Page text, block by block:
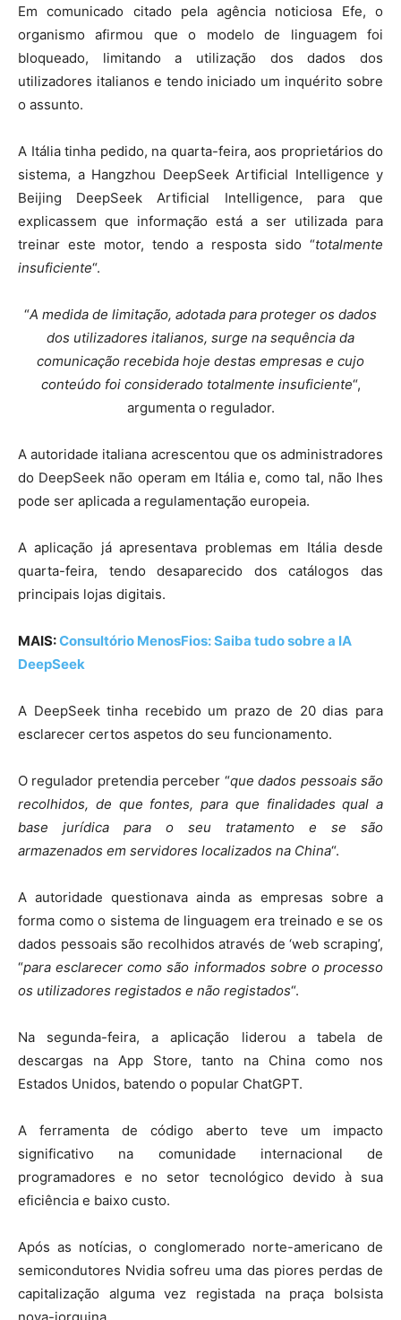
Em comunicado citado pela agência noticiosa Efe, o
organismo afirmou que o modelo de linguagem foi
bloqueado, limitando a utilização dos dados dos
utilizadores italianos e tendo iniciado um inquérito sobre
o assunto.
A Itália tinha pedido, na quarta-feira, aos proprietários do
sistema, a Hangzhou DeepSeek Artificial Intelligence y
Beijing DeepSeek Artificial Intelligence, para que
explicassem que informação está a ser utilizada para
treinar este motor, tendo a resposta sido “totalmente
insuficiente“.
“A medida de limitação, adotada para proteger os dados
dos utilizadores italianos, surge na sequência da
comunicação recebida hoje destas empresas e cujo
conteúdo foi considerado totalmente insuficiente“,
argumenta o regulador.
A autoridade italiana acrescentou que os administradores
do DeepSeek não operam em Itália e, como tal, não lhes
pode ser aplicada a regulamentação europeia.
A aplicação já apresentava problemas em Itália desde
quarta-feira, tendo desaparecido dos catálogos das
principais lojas digitais.
MAIS:Consultório MenosFios: Saiba tudo sobre a IA
DeepSeek
A DeepSeek tinha recebido um prazo de 20 dias para
esclarecer certos aspetos do seu funcionamento.
O regulador pretendia perceber “que dados pessoais são
recolhidos, de que fontes, para que finalidades qual a
base jurídica para o seu tratamento e se são
armazenados em servidores localizados na China“.
A autoridade questionava ainda as empresas sobre a
forma como o sistema de linguagem era treinado e se os
dados pessoais são recolhidos através de ‘web scraping’,
“para esclarecer como são informados sobre o processo
os utilizadores registados e não registados“.
Na segunda-feira, a aplicação liderou a tabela de
descargas na App Store, tanto na China como nos
Estados Unidos, batendo o popular ChatGPT.
A ferramenta de código aberto teve um impacto
significativo na comunidade internacional de
programadores e no setor tecnológico devido à sua
eficiência e baixo custo.
Após as notícias, o conglomerado norte-americano de
semicondutores Nvidia sofreu uma das piores perdas de
capitalização alguma vez registada na praça bolsista